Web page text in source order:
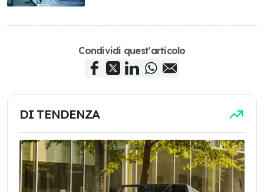
Condividi quest'articolo
DI TENDENZA